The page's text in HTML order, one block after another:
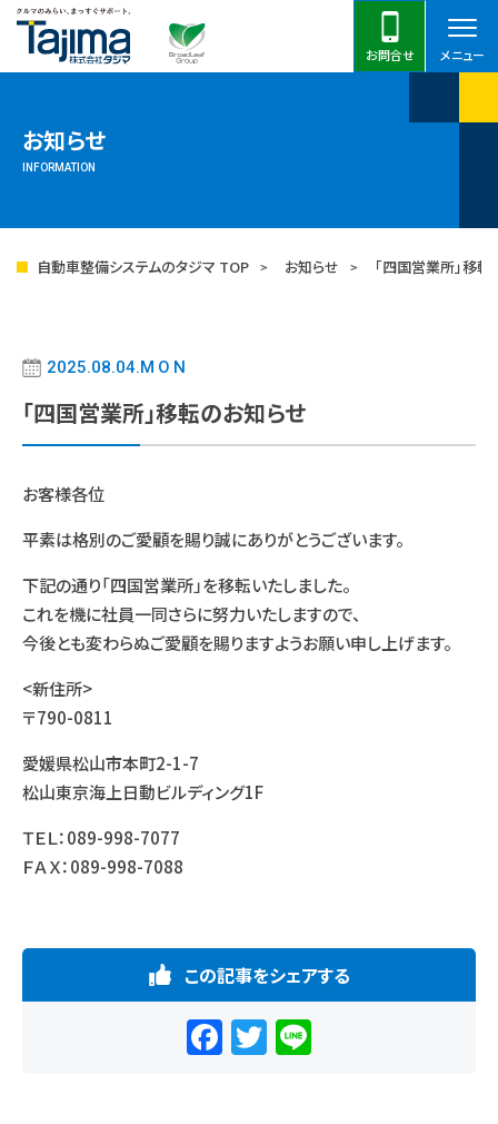
メニュー
お問合せ
お知らせ
INFORMATION
自動車整備システムのタジマ TOP お知らせ 「四国営業所」移
2025.08.04.MON
「四国営業所」移転のお知らせ
お客様各位
平素は格別のご愛顧を賜り誠にありがとうございます。
下記の通り「四国営業所」を移転いたしました。
これを機に社員一同さらに努力いたしますので、
今後とも変わらぬご愛顧を賜りますようお願い申し上げます。
<新住所>
〒790-0811
愛媛県松山市本町2-1-7
松山東京海上日動ビルディング1F
ＴＥＬ：089-998-7077
ＦＡＸ：089-998-7088
この記事をシェアする
F
a
T
w